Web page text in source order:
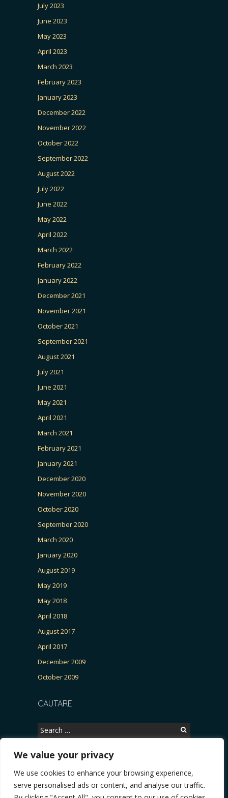
We value your privacy
We use cookies to enhance your browsing experience,
serve personalised ads or content, and analyse our traffic.
July 2023
June 2023
May 2023
April 2023
March 2023
February 2023
January 2023
December 2022
November 2022
October 2022
September 2022
August 2022
July 2022
June 2022
May 2022
April 2022
March 2022
February 2022
January 2022
December 2021
November 2021
October 2021
September 2021
August 2021
July 2021
June 2021
May 2021
April 2021
March 2021
February 2021
January 2021
December 2020
November 2020
October 2020
September 2020
March 2020
January 2020
August 2019
May 2019
May 2018
April 2018
August 2017
April 2017
December 2009
October 2009
CAUTARE
Search
for:
Copyright © 2026, CERTITUDINEA.
Patria, parlamentarele și presa * VIDEO. Viata lui Eminescu (Necenzurat).